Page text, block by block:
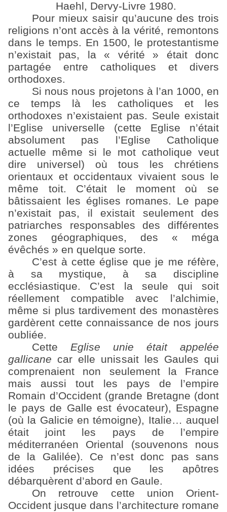
Haehl, Dervy-Livre 1980.
Pour mieux saisir qu’aucune des trois
religions n’ont accès à la vérité, remontons
dans le temps. En 1500, le protestantisme
n’existait pas, la « vérité » était donc
partagée entre catholiques et divers
orthodoxes.
Si nous nous projetons à l’an 1000, en
ce temps là les catholiques et les
orthodoxes n’existaient pas. Seule existait
l’Eglise universelle (cette Eglise n’était
absolument pas l’Eglise Catholique
actuelle même si le mot catholique veut
dire universel) où tous les chrétiens
orientaux et occidentaux vivaient sous le
même toit. C’était le moment où se
bâtissaient les églises romanes. Le pape
n’existait pas, il existait seulement des
patriarches responsables des différentes
zones géographiques, des « méga
évêchés » en quelque sorte.
C’est à cette église que je me réfère,
à sa mystique, à sa discipline
ecclésiastique. C’est la seule qui soit
réellement compatible avec l’alchimie,
même si plus tardivement des monastères
gardèrent cette connaissance de nos jours
oubliée.
CetteEglise unie était appelée
gallicane car elle unissait les Gaules qui
comprenaient non seulement la France
mais aussi tout les pays de l’empire
Romain d’Occident (grande Bretagne (dont
le pays de Galle est évocateur), Espagne
(où la Galicie en témoigne), Italie… auquel
était joint les pays de l’empire
méditerranéen Oriental (souvenons nous
de la Galilée). Ce n’est donc pas sans
idées précises que les apôtres
débarquèrent d’abord en Gaule.
On retrouve cette union Orient-
Occident jusque dans l’architecture romane